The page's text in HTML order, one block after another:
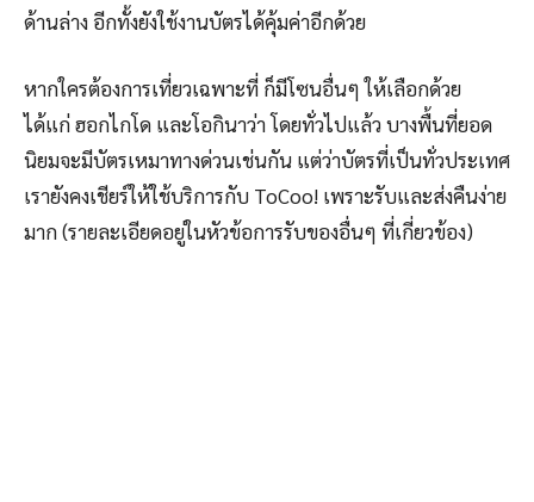
ด้านล่าง อีกทั้งยังใช้งานบัตรได้คุ้มค่าอีกด้วย
หากใครต้องการเที่ยวเฉพาะที่ ก็มีโซนอื่นๆ ให้เลือกด้วย
ได้แก่ ฮอกไกโด และโอกินาว่า โดยทั่วไปแล้ว บางพื้นที่ยอด
นิยมจะมีบัตรเหมาทางด่วนเช่นกัน แต่ว่าบัตรที่เป็นทั่วประเทศ
เรายังคงเชียร์ให้ใช้บริการกับ ToCoo! เพราะรับและส่งคืนง่าย
มาก (รายละเอียดอยู่ในหัวข้อการรับของอื่นๆ ที่เกี่ยวข้อง)